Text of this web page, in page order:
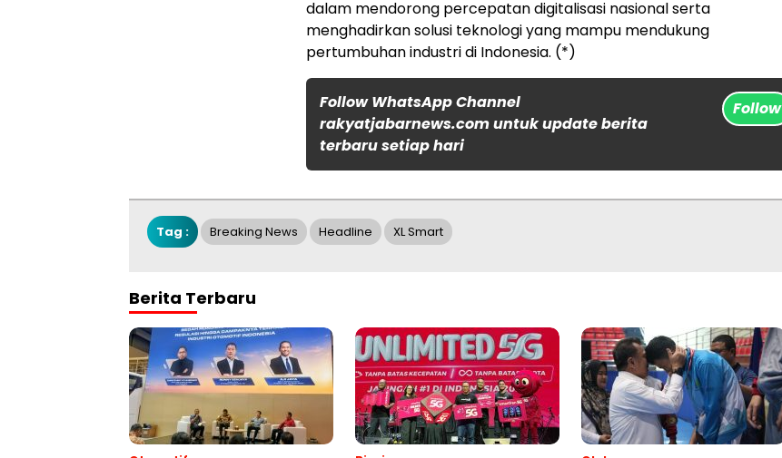
dalam mendorong percepatan digitalisasi nasional serta
menghadirkan solusi teknologi yang mampu mendukung
pertumbuhan industri di Indonesia. (*)
Follow WhatsApp Channel
rakyatjabarnews.com untuk update berita
terbaru setiap hari
Follow
Tag : Breaking News Headline XL Smart
Berita Terbaru